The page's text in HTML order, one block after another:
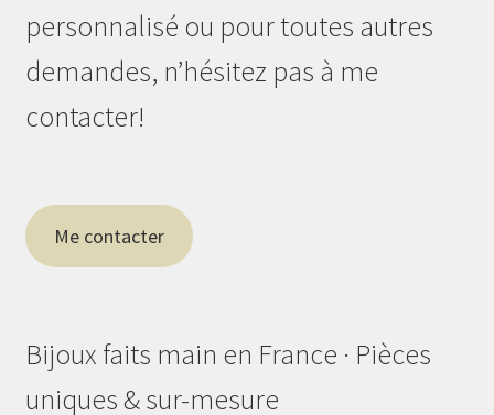
personnalisé ou pour toutes autres
demandes, n’hésitez pas à me
contacter!
Me contacter
Bijoux faits main en France · Pièces
uniques & sur-mesure